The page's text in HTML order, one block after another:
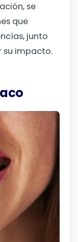
se
que
junto
su impacto.